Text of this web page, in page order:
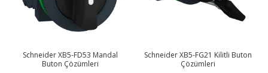
Schneider XB5-FD53 Mandal
Buton Çözümleri
Schneider XB5-FG21 Kilitli Buton
Çözümleri